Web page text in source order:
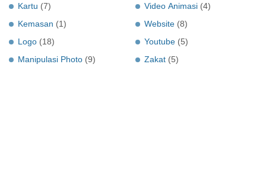
Kartu (7)
Kemasan (1)
Logo (18)
Manipulasi Photo (9)
Video Animasi (4)
Website (8)
Youtube (5)
Zakat (5)